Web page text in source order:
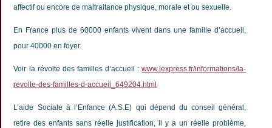
de
Témoignages
affectif ou encore de maltraitance physique, morale et ou sexuelle.
En France plus de 60000 enfants vivent dans une famille d’accueil,
pour 40000 en foyer.
Voir la révolte des familles d’accueil :www.lexpress.fr/informations/la-
revolte-des-familles-d-accueil_649204.html
L’aide Sociale à l’Enfance (A.S.E) qui dépend du conseil général,
retire des enfants sans réelle justification, il y a un réelle problème,